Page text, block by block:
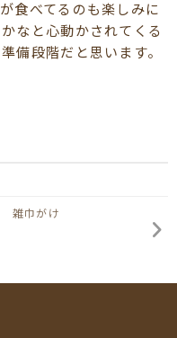
食べてるのも楽しみに
なと心動かされてくる
備段階だと思います。
雑巾がけ